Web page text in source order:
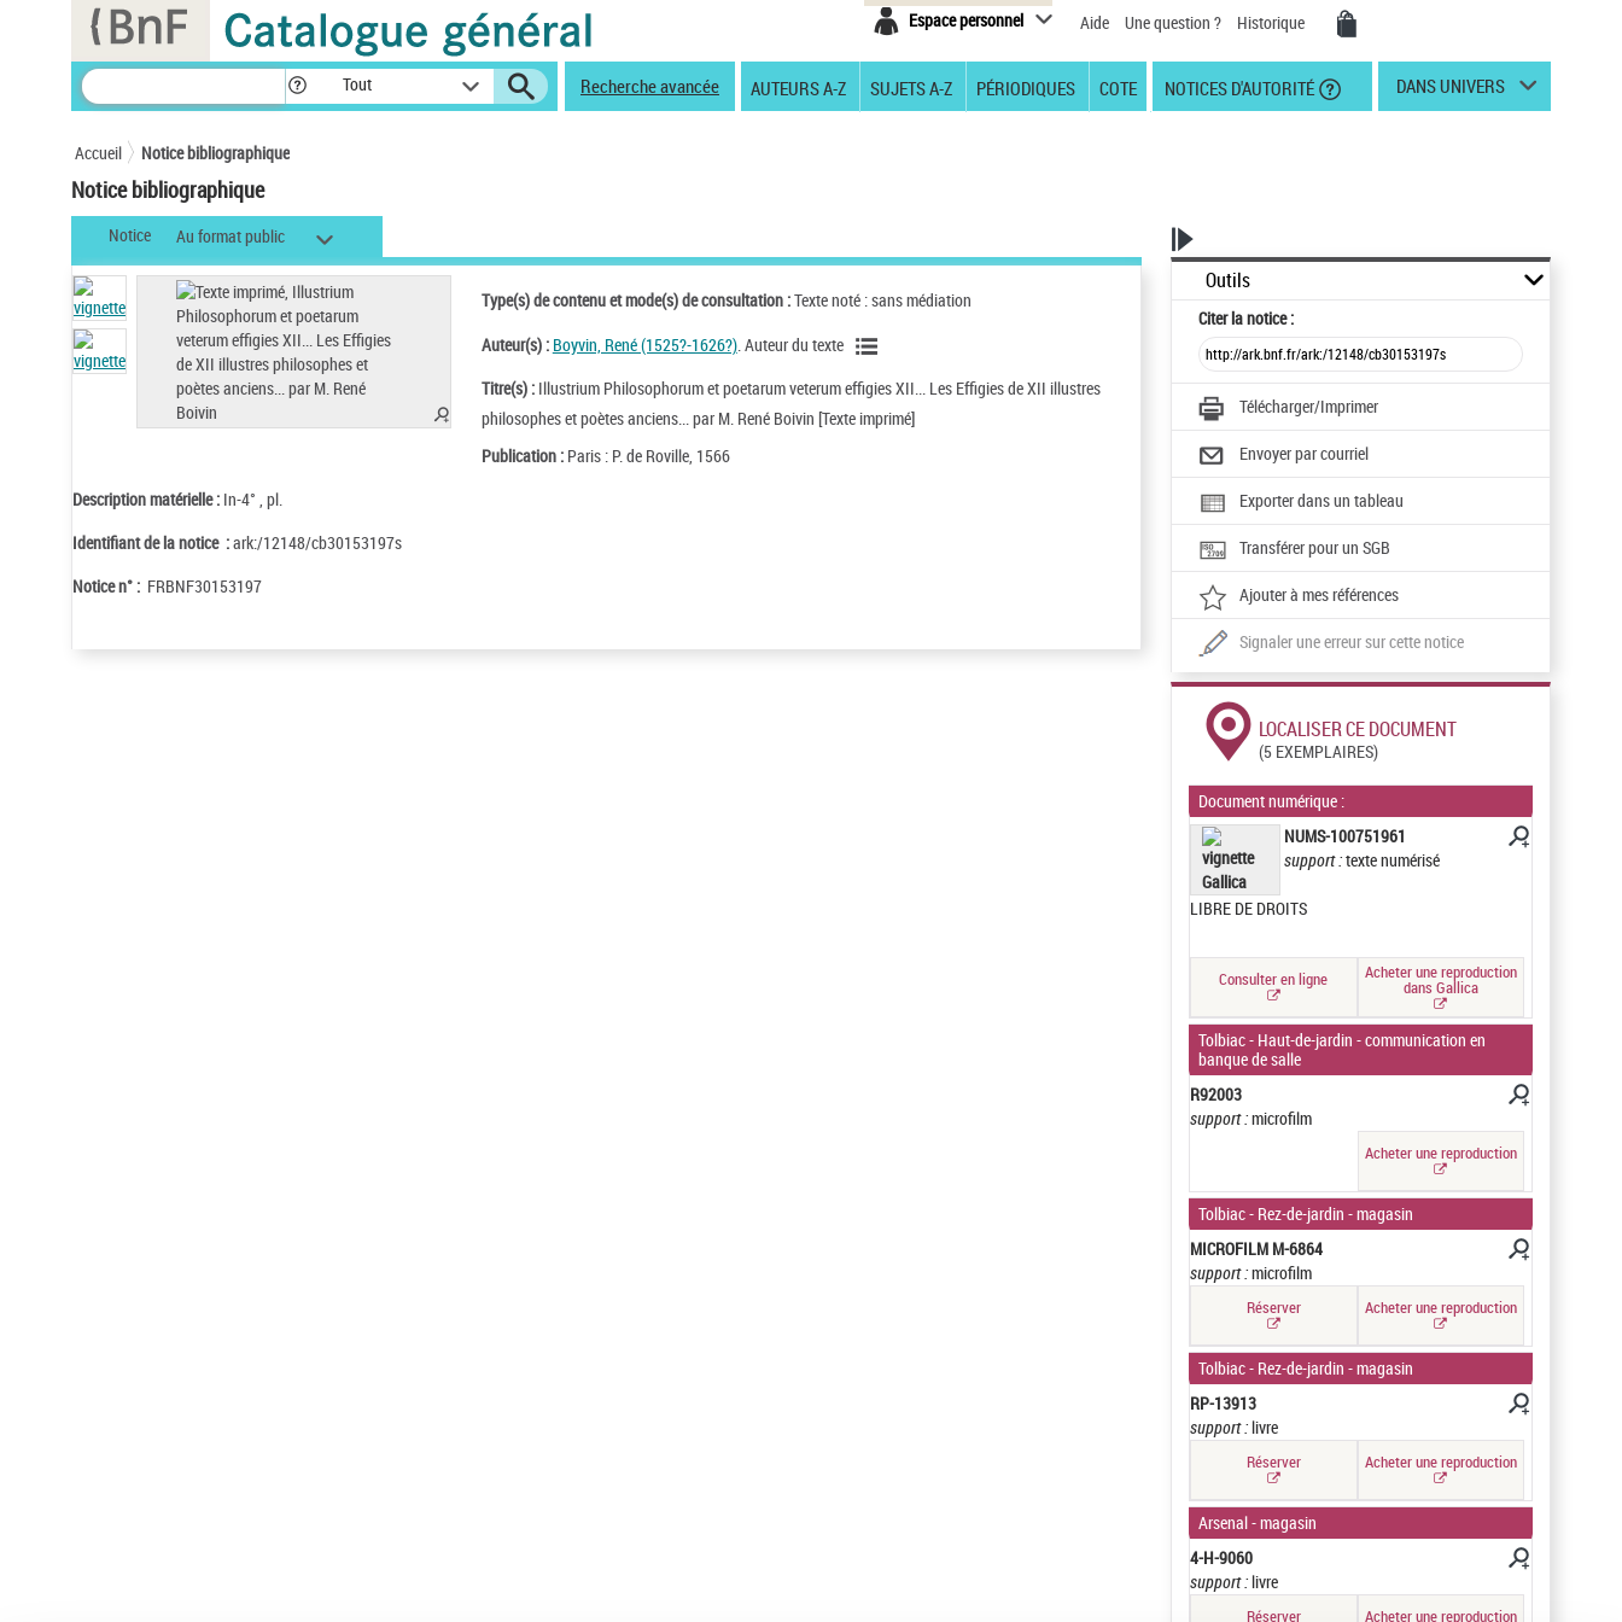
Espace personnel Aide Une question ? Historique
Tout Recherche avancée AUTEURS A-Z SUJETS A-Z PÉRIODIQUES COTE NOTICES D'AUTORITÉ DANS UNIVERS
Accueil Notice bibliographique
Notice bibliographique
Notice Au format public
Type(s) de contenu et mode(s) de consultation :Texte noté : sans médiation
Auteur(s) : Boyvin, René (1525?-1626?). Auteur du texte
Titre(s) : Illustrium Philosophorum et poetarum veterum effigies XII... Les Effigies de XII illustres
philosophes et poètes anciens... par M. René Boivin [Texte imprimé]
Publication : Paris : P. de Roville, 1566
Description matérielle : In-4° , pl.
Identifiant de la notice :ark:/12148/cb30153197s
Notice n° : FRBNF30153197
Outils
Citerla notice :
Télécharger/Imprimer
Envoyer par courriel
Exporter dans un tableau
Transférer pour un SGB
Ajouter à mes références
Signaler une erreur sur cette notice
LOCALISER CE DOCUMENT
(5 EXEMPLAIRES)
Document numérique :
NUMS-100751961
support :texte numérisé
LIBRE DE DROITS
Consulter en ligne Acheter une reproduction
dans Gallica
Tolbiac - Haut-de-jardin - communication en
banque de salle
R92003
support :microfilm
Acheter une reproduction
Tolbiac - Rez-de-jardin - magasin
MICROFILM M-6864
support :microfilm
Réserver Acheter une reproduction
Tolbiac - Rez-de-jardin - magasin
RP-13913
support :livre
Réserver Acheter une reproduction
Arsenal - magasin
4-H-9060
support :livre
Réserver Acheter une reproduction
Panneau de gestion des cookies